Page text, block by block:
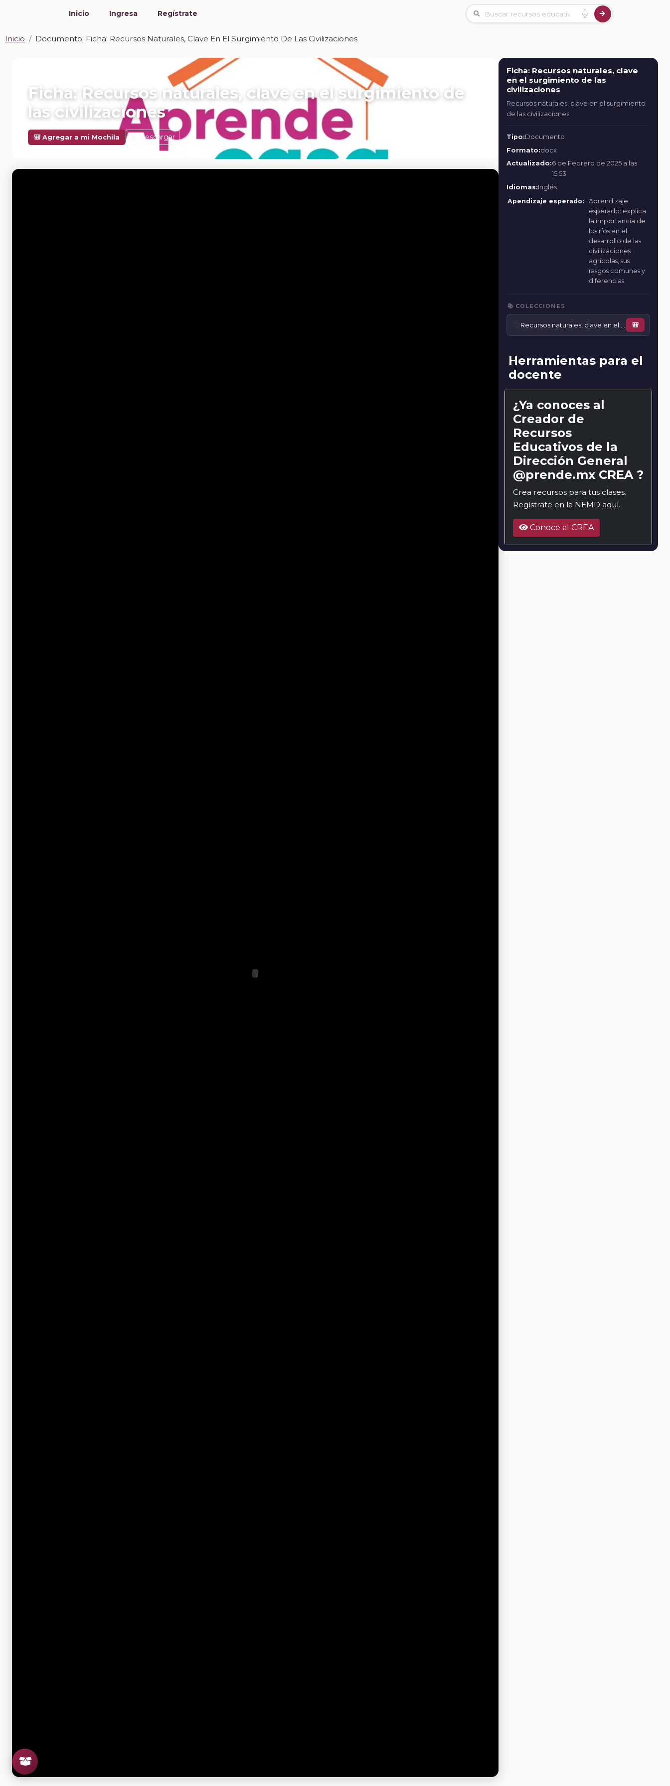
Inicio Ingresa Regístrate
Inicio Documento: Ficha: Recursos Naturales, Clave En El Surgimiento De Las Civilizaciones
Ficha: Recursos naturales, clave en el surgimiento de
las civilizaciones
🎒 Agregar a mi Mochila Descargar
Ficha: Recursos naturales, clave
en el surgimiento de las
civilizaciones
Recursos naturales, clave en el surgimiento
de las civilizaciones
Tipo:Documento
Formato:docx
Actualizado:6 de Febrero de 2025 a las
15:53
Idiomas:Inglés
Apendizaje esperado:
Aprendizaje
esperado: explica
la importancia de
los ríos en el
desarrollo de las
civilizaciones
agrícolas, sus
rasgos comunes y
diferencias.
📚 COLECCIONES
🎒
Herramientas para el
docente
¿Ya conoces al
Creador de
Recursos
Educativos de la
Dirección General
@prende.mx CREA ?
Crea recursos para tus clases.
Regístrate en la NEMD aquí.
Conoce al CREA